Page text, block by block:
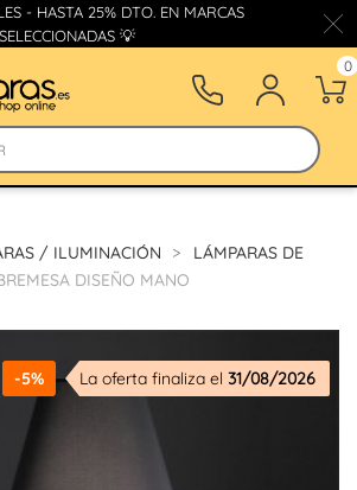
- HASTA 25% DTO. EN MARCAS
SELECCIONADAS 💡
0
/ ILUMINACIÓN
LÁMPARAS DE
DISEÑO MANO
-5% La oferta finaliza el 31/08/2026